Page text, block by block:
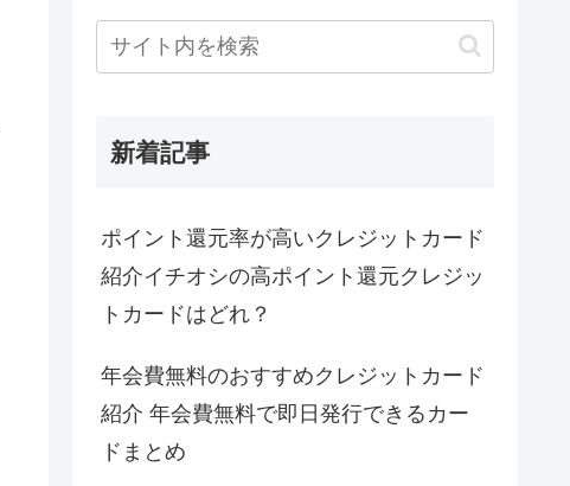
新着記事
ポイント還元率が高いクレジットカード
紹介イチオシの高ポイント還元クレジッ
トカードはどれ？
年会費無料のおすすめクレジットカード
紹介 年会費無料で即日発行できるカー
ドまとめ